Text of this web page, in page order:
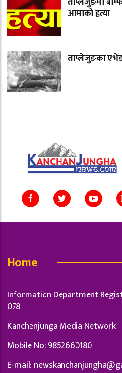
आमाको हत्या
ताप्लेजुङका
Home
Information Department
078
Kanchenjunga Media Network
Mobile No: 9852660180
E-mail: